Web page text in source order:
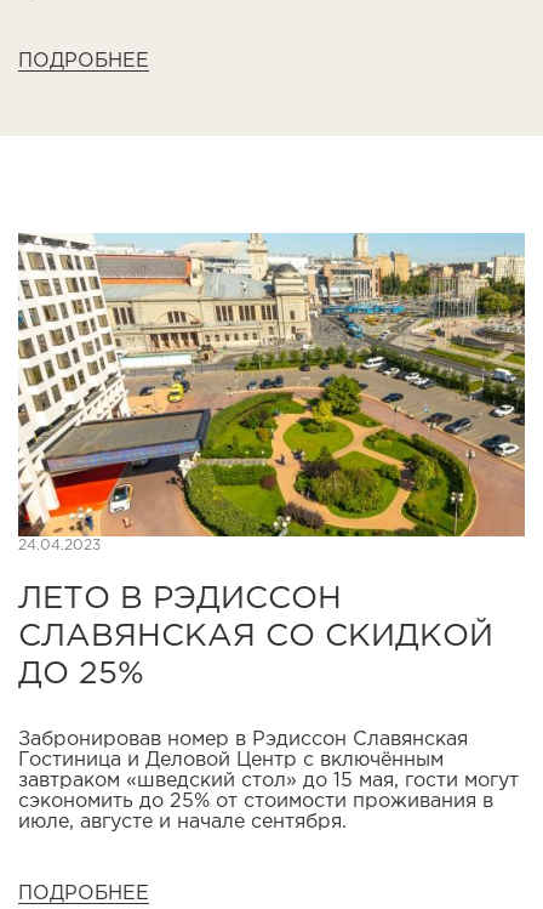
ПОДРОБНЕЕ
24.04.2023
ЛЕТО В РЭДИССОН
СЛАВЯНСКАЯ СО СКИДКОЙ
ДО 25%
Забронировав номер в Рэдиссон Славянская
Гостиница и Деловой Центр с включённым
завтраком «шведский стол» до 15 мая, гости могут
сэкономить до 25% от стоимости проживания в
июле, августе и начале сентября.
ПОДРОБНЕЕ